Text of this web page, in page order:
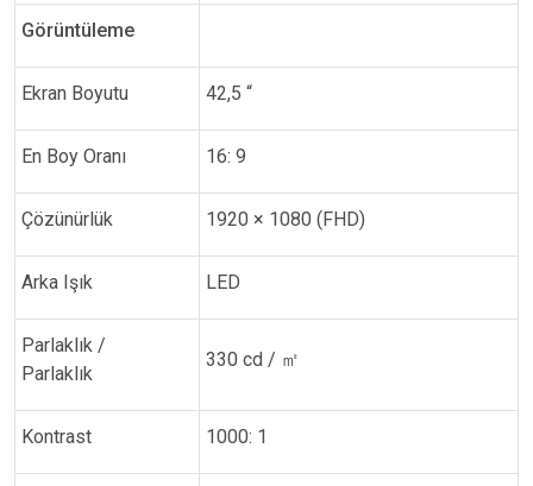
Görüntüleme
Ekran Boyutu 42,5 “
En Boy Oranı 16: 9
Çözünürlük 1920 × 1080 (FHD)
Arka Işık LED
Parlaklık /
Parlaklık
330 cd / ㎡
Kontrast 1000: 1